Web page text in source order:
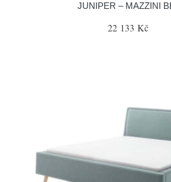
JUNIPER – MAZZINI
22 133 Kč